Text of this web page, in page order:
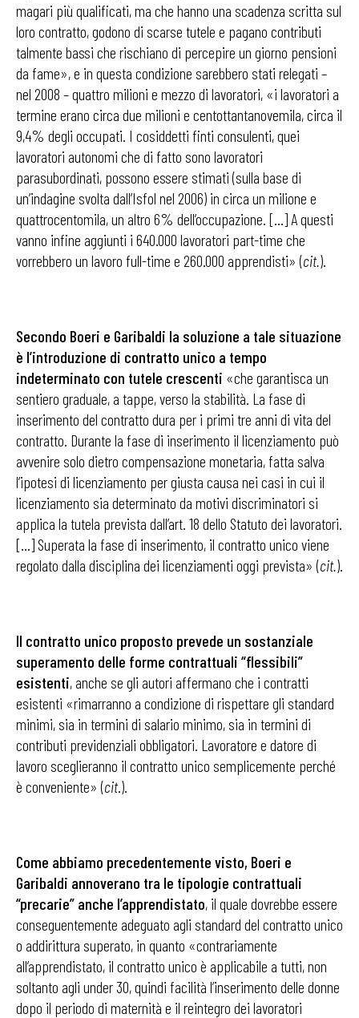
magari più qualificati, ma che hanno una scadenza scritta sul
loro contratto, godono di scarse tutele e pagano contributi
talmente bassi che rischiano di percepire un giorno pensioni
da fame», e in questa condizione sarebbero stati relegati –
nel 2008 – quattro milioni e mezzo di lavoratori, «i lavoratori a
termine erano circa due milioni e centottantanovemila, circa il
9,4% degli occupati. I cosiddetti finti consulenti, quei
lavoratori autonomi che di fatto sono lavoratori
parasubordinati, possono essere stimati (sulla base di
un’indagine svolta dall’Isfol nel 2006) in circa un milione e
quattrocentomila, un altro 6% dell’occupazione. […] A questi
vanno infine aggiunti i 640.000 lavoratori part-time che
vorrebbero un lavoro full-time e 260.000 apprendisti» (cit.).
Secondo Boeri e Garibaldi la soluzione a tale situazione
è l’introduzione di contratto unico a tempo
indeterminato con tutele crescenti «che garantisca un
sentiero graduale, a tappe, verso la stabilità. La fase di
inserimento del contratto dura per i primi tre anni di vita del
contratto. Durante la fase di inserimento il licenziamento può
avvenire solo dietro compensazione monetaria, fatta salva
l’ipotesi di licenziamento per giusta causa nei casi in cui il
licenziamento sia determinato da motivi discriminatori si
applica la tutela prevista dall’art. 18 dello Statuto dei lavoratori.
[…] Superata la fase di inserimento, il contratto unico viene
regolato dalla disciplina dei licenziamenti oggi prevista» (cit.).
Il contratto unico proposto prevede un sostanziale
superamento delle forme contrattuali “flessibili”
esistenti, anche se gli autori affermano che i contratti
esistenti «rimarranno a condizione di rispettare gli standard
minimi, sia in termini di salario minimo, sia in termini di
contributi previdenziali obbligatori. Lavoratore e datore di
lavoro sceglieranno il contratto unico semplicemente perché
è conveniente» (cit.).
Come abbiamo precedentemente visto, Boeri e
Garibaldi annoverano tra le tipologie contrattuali
“precarie” anche l’apprendistato, il quale dovrebbe essere
conseguentemente adeguato agli standard del contratto unico
o addirittura superato, in quanto «contrariamente
all’apprendistato, il contratto unico è applicabile a tutti, non
soltanto agli under 30, quindi facilità l’inserimento delle donne
dopo il periodo di maternità e il reintegro dei lavoratori